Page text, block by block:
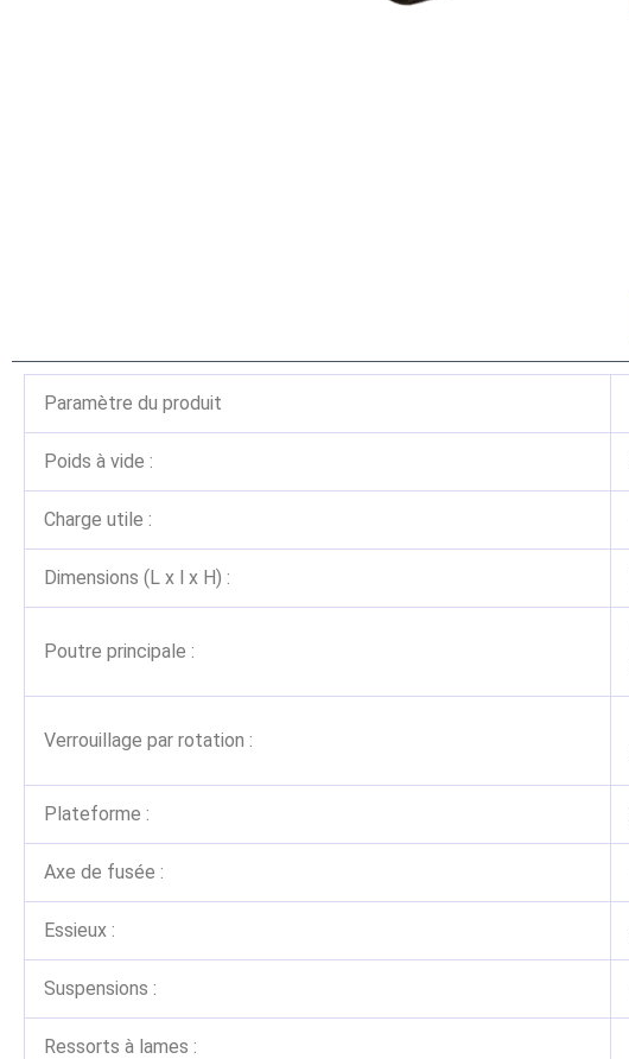
Paramètre du produit
Poids à vide :
Charge utile :
Dimensions (L x l x H) :
Poutre principale :
Verrouillage par rotation :
Plateforme :
Axe de fusée :
Essieux :
Suspensions :
Ressorts à lames :